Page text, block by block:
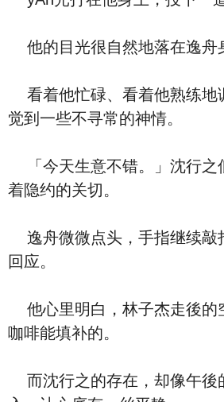
他的目光很自然地落在逸舟
看着他忙碌、看着他熟练地
觉到一些不寻常的神情。
「今天生意不错。」沈行之
着隐约的关切。
逸舟微微点头，手指继续敲
回应。
他心里明白，林子杰走後的
咖啡能填补的。
而沈行之的存在，却像午後